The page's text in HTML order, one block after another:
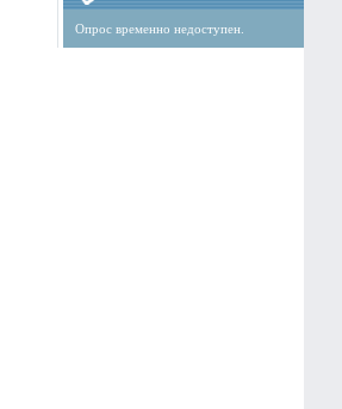
Опрос временно недоступен.